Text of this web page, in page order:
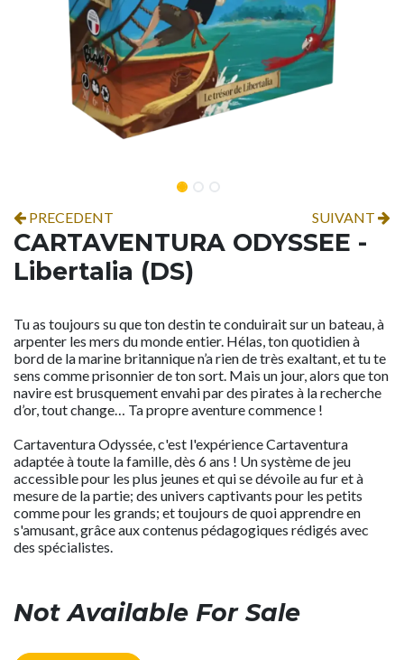
PRECEDENT SUIVANT
CARTAVENTURA ODYSSEE -
Libertalia (DS)
Tu as toujours su que ton destin te conduirait sur un bateau, à
arpenter les mers du monde entier. Hélas, ton quotidien à
bord de la marine britannique n’a rien de très exaltant, et tu te
sens comme prisonnier de ton sort. Mais un jour, alors que ton
navire est brusquement envahi par des pirates à la recherche
d’or, tout change… Ta propre aventure commence !
Cartaventura Odyssée, c'est l'expérience Cartaventura
adaptée à toute la famille, dès 6 ans ! Un système de jeu
accessible pour les plus jeunes et qui se dévoile au fur et à
mesure de la partie; des univers captivants pour les petits
comme pour les grands; et toujours de quoi apprendre en
s'amusant, grâce aux contenus pédagogiques rédigés avec
des spécialistes.
Not Available For Sale